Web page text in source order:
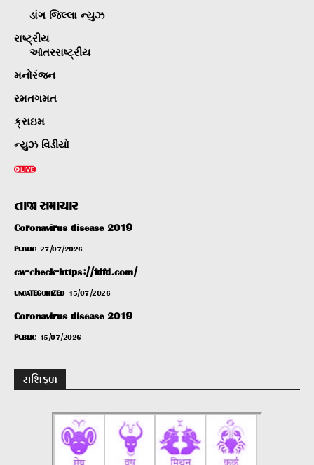
ડાંગ જિલ્લા ન્યુઝ
રાષ્ટ્રીય
આંતરરાષ્ટ્રીય
મનોરંજન
રમતગમત
ક્રાઇમ
ન્યુઝ વિડીયો
તાજા સમાચાર
Coronavirus disease 2019
PUBLIC 27/07/2026
cw-check-https://fdfd.com/
UNCATEGORIZED 15/07/2026
Coronavirus disease 2019
PUBLIC 15/07/2026
રાશિફળ